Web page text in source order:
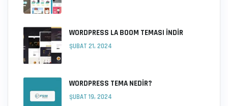
WORDPRESS LA BOOM TEMASI İNDIR
ŞUBAT 21, 2024
WORDPRESS TEMA NEDIR?
ŞUBAT 19, 2024